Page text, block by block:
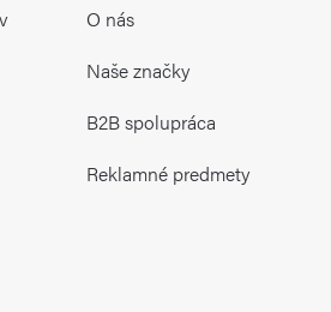
O nás
Naše značky
B2B spolupráca
Reklamné predmety